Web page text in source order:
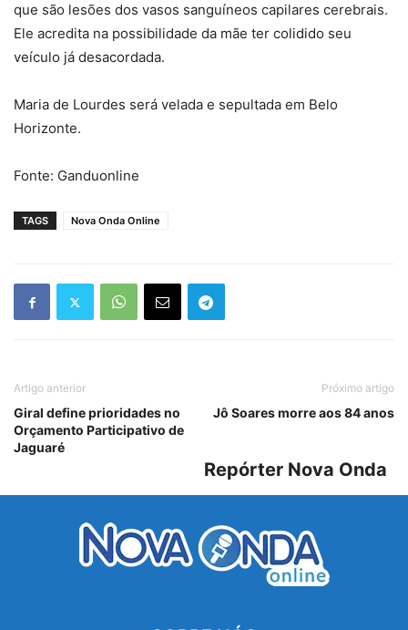
que são lesões dos vasos sanguíneos capilares cerebrais.
Ele acredita na possibilidade da mãe ter colidido seu
veículo já desacordada.
Maria de Lourdes será velada e sepultada em Belo
Horizonte.
Fonte: Ganduonline
TAGS Nova Onda Online
Artigo anterior
Giral define prioridades no
Orçamento Participativo de
Jaguaré
Próximo artigo
Jô Soares morre aos 84 anos
Repórter Nova Onda